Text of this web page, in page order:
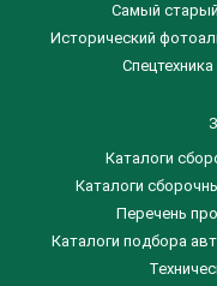
Самый
Исторический
Каталоги
​Каталоги
Перечень
Каталоги подбора